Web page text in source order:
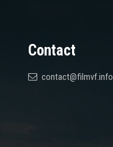
Contact
contact@filmvf.info